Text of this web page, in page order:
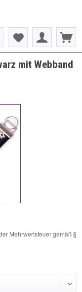
mit Webband
Mehrwertsteuer gemäß §